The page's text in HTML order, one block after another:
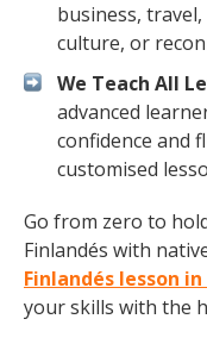
business,
culture, or
We Teach All
advanced
confidence and
customised
Go from zero to
Finlandés with
Finlandés lesson
your skills with the